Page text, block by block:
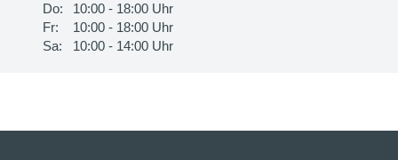
Do:
10:00 - 18:00 Uhr
Fr:
10:00 - 18:00 Uhr
Sa:
10:00 - 14:00 Uhr